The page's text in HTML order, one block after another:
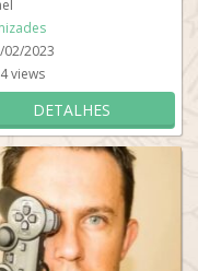
sobre animes,...
02/2023
views
DETALHES